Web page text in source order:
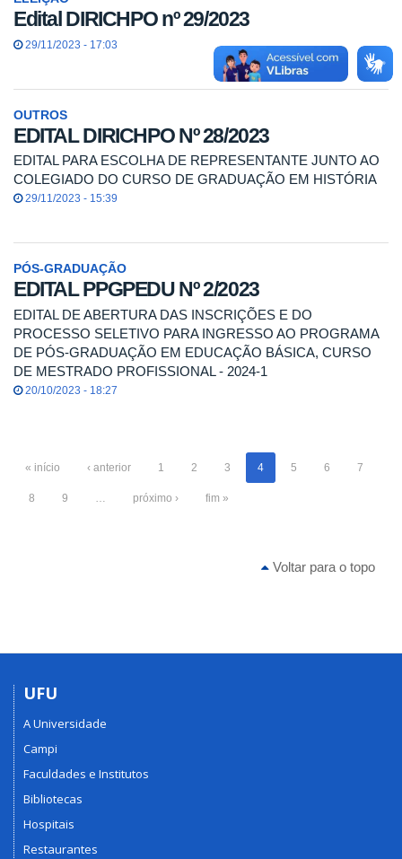
Edital DIRICHPO nº 29/2023
29/11/2023 - 17:03
OUTROS
EDITAL DIRICHPO Nº 28/2023
EDITAL PARA ESCOLHA DE REPRESENTANTE JUNTO AO
COLEGIADO DO CURSO DE GRADUAÇÃO EM HISTÓRIA
29/11/2023 - 15:39
PÓS-GRADUAÇÃO
EDITAL PPGPEDU Nº 2/2023
EDITAL DE ABERTURA DAS INSCRIÇÕES E DO
PROCESSO SELETIVO PARA INGRESSO AO PROGRAMA
DE PÓS-GRADUAÇÃO EM EDUCAÇÃO BÁSICA, CURSO
DE MESTRADO PROFISSIONAL - 2024-1
20/10/2023 - 18:27
« início ‹ anterior 1 2 3 4 5 6 7
8 9 … próximo › fim »
Voltar para o topo
UFU
A Universidade
Campi
Faculdades e Institutos
Bibliotecas
Hospitais
Restaurantes